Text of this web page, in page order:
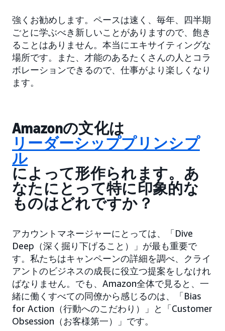
強くお勧めします。ペースは速く、毎年、四半期
ごとに学ぶべき新しいことがありますので、飽き
ることはありません。本当にエキサイティングな
場所です。また、才能のあるたくさんの人とコラ
ボレーションできるので、仕事がより楽しくなり
ます。
Amazonの文化は
リーダーシッププリンシプ
ル
によって形作られます。あ
なたにとって特に印象的な
ものはどれですか？
アカウントマネージャーにとっては、「Dive
Deep（深く掘り下げること）」が最も重要で
す。私たちはキャンペーンの詳細を調べ、クライ
アントのビジネスの成長に役立つ提案をしなけれ
ばなりません。でも、Amazon全体で見ると、一
緒に働くすべての同僚から感じるのは、「Bias
for Action（行動へのこだわり）」と「Customer
Obsession（お客様第一）」です。